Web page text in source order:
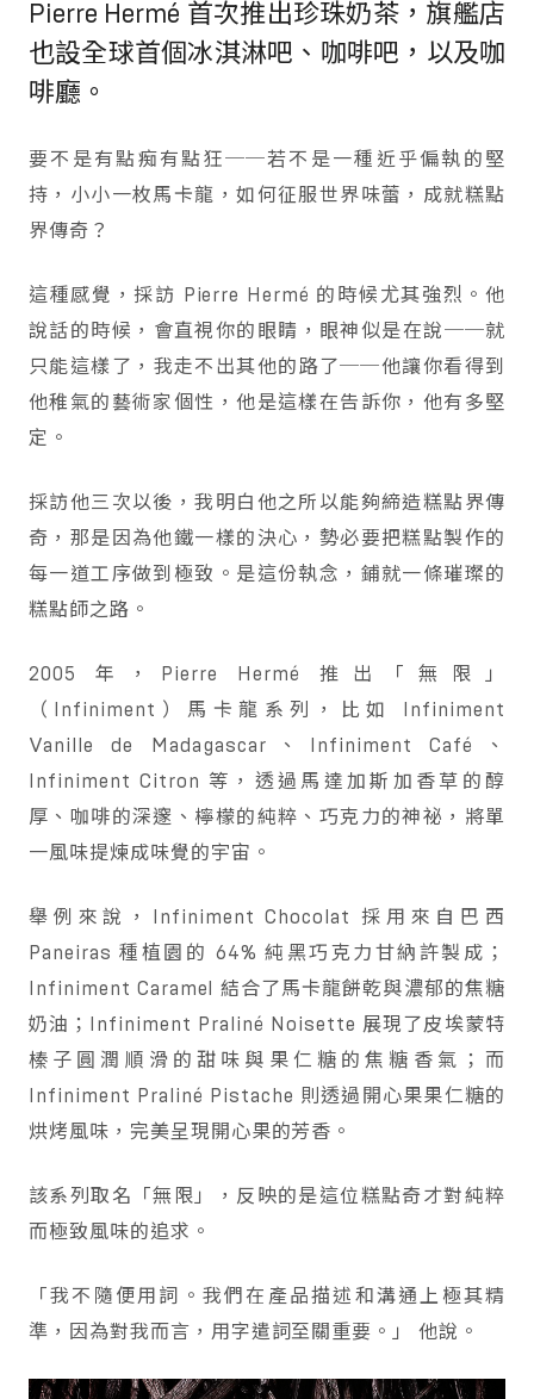
Pierre Hermé 首次推出珍珠奶茶，旗艦店
也設全球首個冰淇淋吧、咖啡吧，以及咖
啡廳。
要不是有點痴有點狂──若不是一種近乎偏執的堅
持，小小一枚馬卡龍，如何征服世界味蕾，成就糕點
界傳奇？
這種感覺，採訪 Pierre Hermé 的時候尤其強烈。他
說話的時候，會直視你的眼睛，眼神似是在說──就
只能這樣了，我走不出其他的路了──他讓你看得到
他稚氣的藝術家個性，他是這樣在告訴你，他有多堅
定。
採訪他三次以後，我明白他之所以能夠締造糕點界傳
奇，那是因為他鐵一樣的決心，勢必要把糕點製作的
每一道工序做到極致。是這份執念，鋪就一條璀璨的
糕點師之路。
2005 年，Pierre Hermé 推出「無限」
（Infiniment）馬卡龍系列，比如 Infiniment
Vanille de Madagascar、Infiniment Café、
Infiniment Citron 等，透過馬達加斯加香草的醇
厚、咖啡的深邃、檸檬的純粹、巧克力的神祕，將單
一風味提煉成味覺的宇宙。
舉例來說，Infiniment Chocolat 採用來自巴西
Paneiras 種植園的 64% 純黑巧克力甘納許製成；
Infiniment Caramel 結合了馬卡龍餅乾與濃郁的焦糖
奶油；Infiniment Praliné Noisette 展現了皮埃蒙特
榛子圓潤順滑的甜味與果仁糖的焦糖香氣；而
Infiniment Praliné Pistache 則透過開心果果仁糖的
烘烤風味，完美呈現開心果的芳香。
該系列取名「無限」，反映的是這位糕點奇才對純粹
而極致風味的追求。
「我不隨便用詞。我們在產品描述和溝通上極其精
準，因為對我而言，用字遣詞至關重要。」 他說。